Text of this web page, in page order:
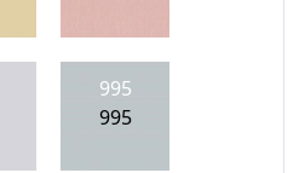
995
995